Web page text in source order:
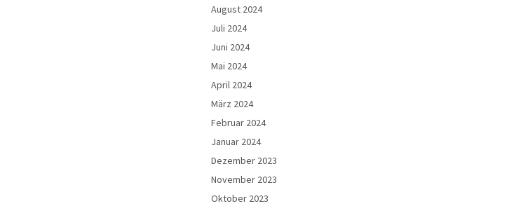
August 2024
Juli 2024
Juni 2024
Mai 2024
April 2024
März 2024
Februar 2024
Januar 2024
Dezember 2023
November 2023
Oktober 2023